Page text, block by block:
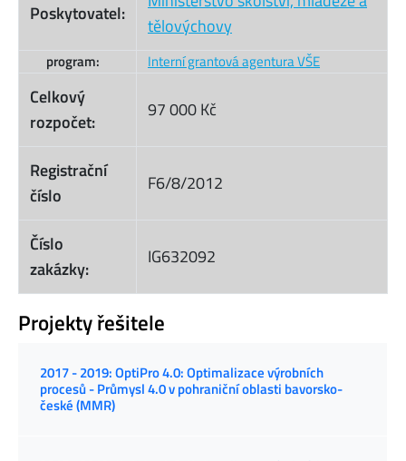
Poskytovatel:
tělovýchovy
program: Interní grantová agentura VŠE
Celkový
rozpočet:
97 000 Kč
Registrační
číslo
F6/8/2012
Číslo
zakázky:
IG632092
Projekty řešitele
2017 - 2019: OptiPro 4.0: Optimalizace výrobních
procesů - Průmysl 4.0 v pohraniční oblasti bavorsko-
české (MMR)